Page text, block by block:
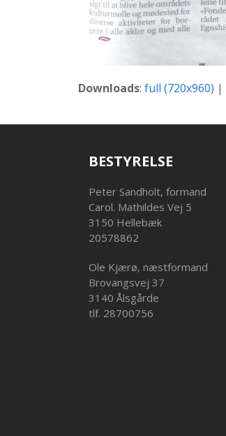
Downloads: full (720x960) |
BESTYRELSE
Peter Sandholt, formand
Carol. Mathildes Vej 5
3150 Hellebæk
20578862
Ole Kjærø, næstformand
Brovangsvej 37
3140 Ålsgårde
tlf. 28700756